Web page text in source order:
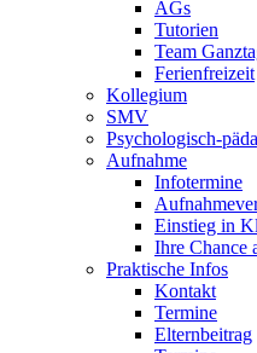
AGs
Tutorien
Team
Ferienfreizeit
Kollegium
SMV
Psychologisch-
Aufnahme
Infotermine
Einstieg in
Ihre Chance
Praktische Infos
Kontakt
Termine
Elternbeitrag